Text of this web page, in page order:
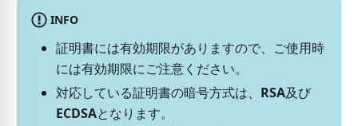
INFO
証明書には有効期限がありますので、ご使用時
には有効期限にご注意ください。
対応している証明書の暗号方式は、 RSA及び
ECDSAとなります。